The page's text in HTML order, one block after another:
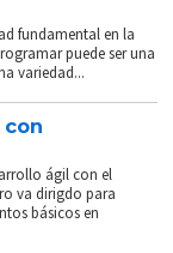
fundamental en la
puede ser una
variedad...
ágil con el
va dirigdo para
básicos en